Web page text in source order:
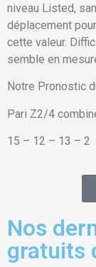
niveau Listed,
déplacement
cette valeur.
semble en
Notre Pronostic
Pari Z2/4
15 – 12 – 13 – 2
Nos
gratuits